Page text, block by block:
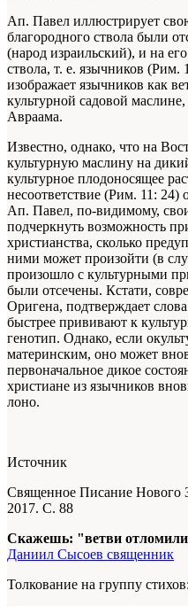
Ап. Павел иллюстрирует
благородного ствола были
(народ израильский), и на
ствола, т. е. язычников
изображает язычников как
культурной садовой
Авраама.
Известно, однако, что на
культурную маслину на
культурное плодоносящее
несоответствие (Рим. 11:
Ап. Павел, по-видимому,
подчеркнуть возможность
христианства, сколько
ними может произойти (в
произошло с культурными
были отсечены. Кстати,
Оригена, подтверждает
быстрее прививают к
генотип. Однако, если
материнским, оно может
первоначальное дикое
христиане из язычников
лоно.
Источник
Священное Писание
2017. С. 88
Скажешь: "ветви
Даниил Сысоев священник
Толкование на группу стихов: